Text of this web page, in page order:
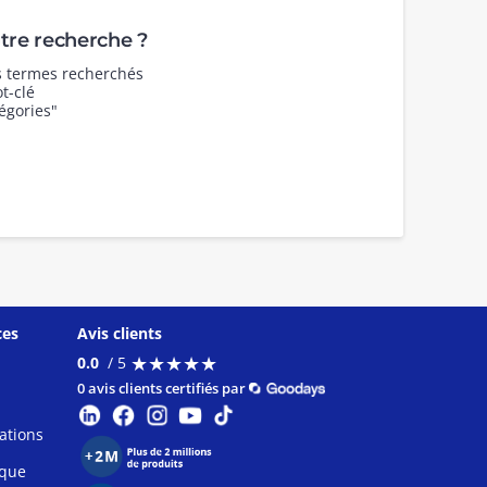
recherche ?
recherchés
clé
Avis clients
0.0 / 5 ★★★★★
★★★★★
0 avis clients certifiés par